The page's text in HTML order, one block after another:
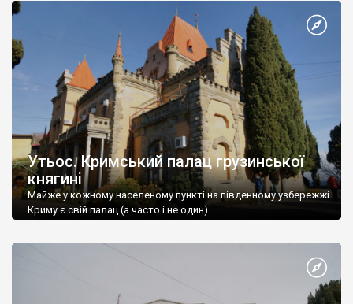
Утьос. Кримський палац грузинської
княгині
Майже у кожному населеному пункті на південному узбережжі
Криму є свій палац (а часто і не один).